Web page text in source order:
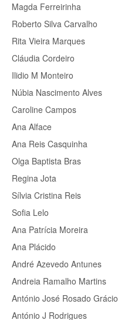
Magda Ferreirinha
Roberto Silva Carvalho
Rita Vieira Marques
Cláudia Cordeiro
Ilidio M Monteiro
Núbia Nascimento Alves
Caroline Campos
Ana Alface
Ana Reis Casquinha
Olga Baptista Bras
Regina Jota
Sílvia Cristina Reis
Sofia Lelo
Ana Patrícia Moreira
Ana Plácido
André Azevedo Antunes
Andreia Ramalho Martins
António José Rosado Grácio
António J Rodrigues